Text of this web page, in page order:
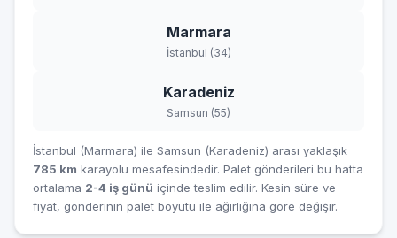
Marmara
İstanbul (34)
Karadeniz
Samsun (55)
İstanbul (Marmara) ile Samsun (Karadeniz) arası yaklaşık
785 km karayolu mesafesindedir. Palet gönderileri bu hatta
ortalama 2-4 iş günü içinde teslim edilir. Kesin süre ve
fiyat, gönderinin palet boyutu ile ağırlığına göre değişir.